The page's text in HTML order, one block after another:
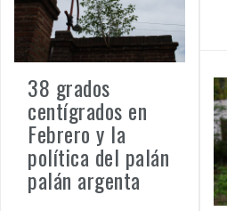
38 grados
centígrados en
Febrero y la
política del palán
palán argenta